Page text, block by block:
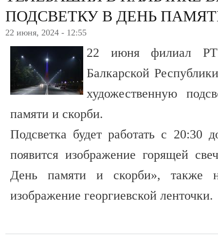
ПОДСВЕТКУ В ДЕНЬ
22 июня, 2024 - 12:55
22 июня филиал
Балкарской
художественную
памяти и скорби.
Подсветка будет работать с 20:30
появится изображение горящей
День памяти и скорби», также
изображение георгиевской ленточки.